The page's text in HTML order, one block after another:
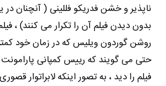
ناپذیر و خشن فدریکو فللینی ( آنچنان
بدون دیدن فیلم آن را تکرار می کنند) ،
روشن گوردون ویلیس که در زمان خود
حتی می گویند که رییس کمپانی
فیلم را دید ، به تصور اینکه لابراتوار